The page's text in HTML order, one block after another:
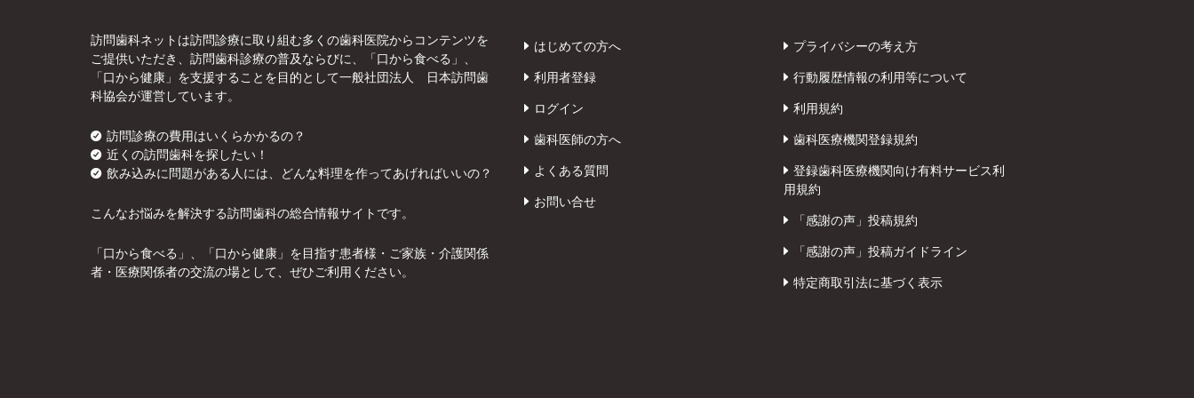
訪問歯科ネットは訪問診療に取り組む多くの歯科医院からコンテンツを
ご提供いただき、訪問歯科診療の普及ならびに、「口から食べる」、
「口から健康」を支援することを目的として一般社団法人 日本訪問歯
科協会が運営しています。
訪問診療の費用はいくらかかるの？
近くの訪問歯科を探したい！
飲み込みに問題がある人には、どんな料理を作ってあげればいいの？
こんなお悩みを解決する訪問歯科の総合情報サイトです。
「口から食べる」、「口から健康」を目指す患者様・ご家族・介護関係
者・医療関係者の交流の場として、ぜひご利用ください。
はじめての方へ
利用者登録
ログイン
歯科医師の方へ
よくある質問
お問い合せ
プライバシーの考え方
行動履歴情報の利用等について
利用規約
歯科医療機関登録規約
登録歯科医療機関向け有料サービス利
用規約
「感謝の声」投稿規約
「感謝の声」投稿ガイドライン
特定商取引法に基づく表示